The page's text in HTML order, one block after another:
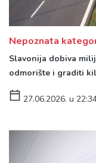
Nepoznata
Slavonija dobiva
odmorište i graditi
27.06.2026. u